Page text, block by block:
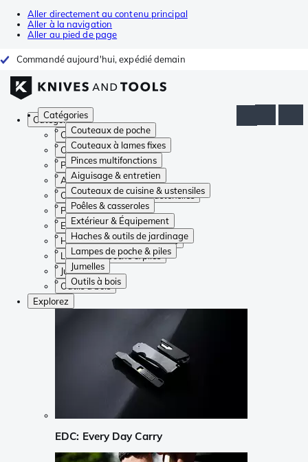
Aller directement au contenu principal
Aller à la navigation
Aller au pied de page
Commandé aujourd'hui, expédié demain
Catégories
Couteaux de poche
Couteaux à lames fixes
Pinces multifonctions
Aiguisage & entretien
Couteaux de cuisine & ustensiles
Poêles & casseroles
Extérieur & Équipement
Haches & outils de jardinage
Lampes de poche & piles
Jumelles
Outils à bois
Catégories
Couteaux de poche
Couteaux à lames fixes
Pinces multifonctions
Aiguisage & entretien
Couteaux de cuisine & ustensiles
Poêles & casseroles
Extérieur & Équipement
Haches & outils de jardinage
Lampes de poche & piles
Jumelles
Outils à bois
Explorez
EDC: Every Day Carry